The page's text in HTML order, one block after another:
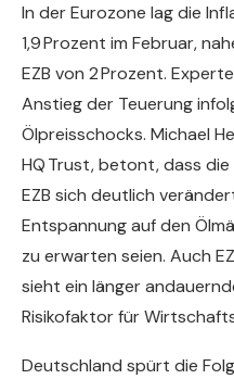
In der Eurozone lag die
1,9 Prozent im Februar,
EZB von 2 Prozent.
Anstieg der Teuerung
Ölpreisschocks. Michael
HQ Trust, betont, dass
EZB sich deutlich
Entspannung auf den
zu erwarten seien. Auch
sieht ein länger
Risikofaktor für
Deutschland spürt die